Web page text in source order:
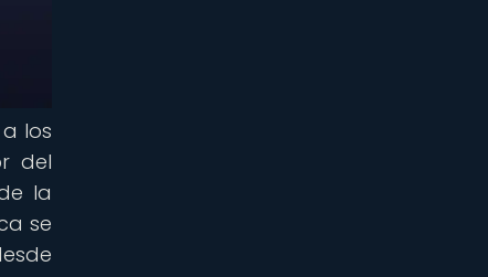
los
del
la
se